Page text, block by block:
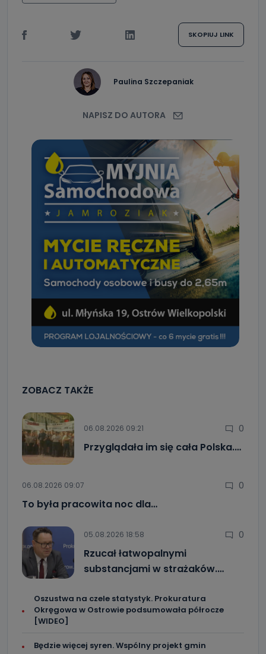
SKOPIUJ LINK
Paulina Szczepaniak
NAPISZ DO AUTORA
ZOBACZ TAKŻE
06.08.2026 09:21 0
Przyglądała im się cała Polska.…
06.08.2026 09:07 0
To była pracowita noc dla…
05.08.2026 18:58 0
Rzucał łatwopalnymi
substancjami w strażaków.…
Oszustwa na czele statystyk. Prokuratura
Okręgowa w Ostrowie podsumowała półrocze
[WIDEO]
Będzie więcej syren. Wspólny projekt gmin